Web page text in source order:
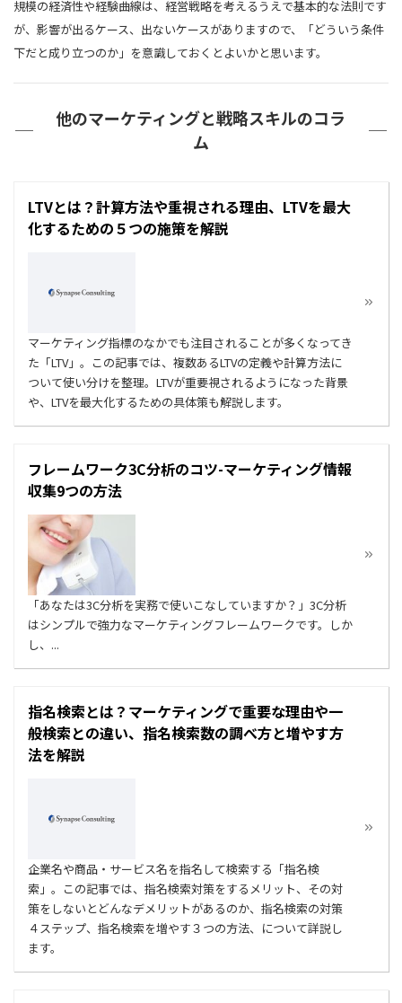
規模の経済性や経験曲線は、経営戦略を考えるうえで基本的な法則です
が、影響が出るケース、出ないケースがありますので、「どういう条件
下だと成り立つのか」を意識しておくとよいかと思います。
他のマーケティングと戦略スキルのコラ
ム
LTVとは？計算方法や重視される理由、LTVを最大
化するための５つの施策を解説
マーケティング指標のなかでも注目されることが多くなってき
た「LTV」。この記事では、複数あるLTVの定義や計算方法に
ついて使い分けを整理。LTVが重要視されるようになった背景
や、LTVを最大化するための具体策も解説します。
フレームワーク3C分析のコツ-マーケティング情報
収集9つの方法
「あなたは3C分析を実務で使いこなしていますか？」3C分析
はシンプルで強力なマーケティングフレームワークです。しか
し、...
指名検索とは？マーケティングで重要な理由や一
般検索との違い、指名検索数の調べ方と増やす方
法を解説
企業名や商品・サービス名を指名して検索する「指名検
索」。この記事では、指名検索対策をするメリット、その対
策をしないとどんなデメリットがあるのか、指名検索の対策
４ステップ、指名検索を増やす３つの方法、について詳説し
ます。